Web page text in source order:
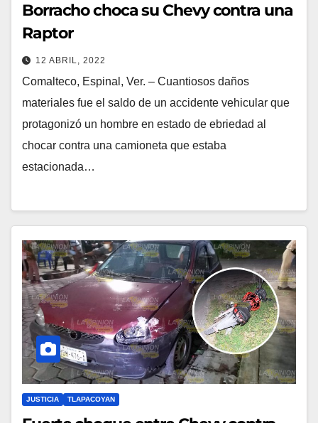
Borracho choca su Chevy contra una
Raptor
12 ABRIL, 2022
Comalteco, Espinal, Ver. – Cuantiosos daños
materiales fue el saldo de un accidente vehicular que
protagonizó un hombre en estado de ebriedad al
chocar contra una camioneta que estaba
estacionada…
JUSTICIA TLAPACOYAN